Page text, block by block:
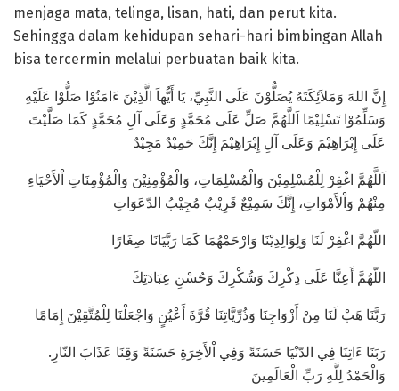
menjaga mata, telinga, lisan, hati, dan perut kita.
Sehingga dalam kehidupan sehari-hari bimbingan Allah
bisa tercermin melalui perbuatan baik kita.
إِنَّ اللهَ وَمَلاَئِكَتَهُ يُصَلُّوْنَ عَلَى النَّبِيِّ، يَا أَيُّهاَ الَّذِيْنَ ءَامَنُوْا صَلُّوْا عَلَيْهِ
وَسَلِّمُوْا تَسْلِيْمًا اَللَّهُمَّ صَلِّ عَلَى مُحَمَّدٍ وَعَلَى آلِ مُحَمَّدٍ كَمَا صَلَّيْتَ
عَلَى إِبْرَاهِيْمَ وَعَلَى آلِ إِبْرَاهِيْمَ إِنَّكَ حَمِيْدٌ مَجِيْدٌ
اَللَّهُمَّ اغْفِرْ لِلْمُسْلِمِيْنَ وَالْمُسْلِمَاتِ، وَالْمُؤْمِنِيْنَ وَالْمُؤْمِنَاتِ اْلأَحْيَاءِ
مِنْهُمْ وَاْلأَمْوَاتِ، إِنَّكَ سَمِيْعٌ قَرِيْبٌ مُجِيْبُ الدّعَوَاتِ
اللّهُمَّ اغْفِرْ لَنَا وَلِوَالِدِيْنَا وَارْحَمْهُمَا كَمَا رَبَّيَانَا صِغَارًا
اللّهُمَّ أَعِنَّا عَلَى ذِكْرِكَ وَشُكْرِكَ وَحُسْنِ عِبَادَتِكَ
رَبَّنَا هَبْ لَنَا مِنْ أَزْوَاجِنَا وَذُرِّيَّاتِنَا قُرَّةَ أَعْيُنٍ وَاجْعَلْنَا لِلْمُتَّقِيْنَ إِمَامًا
رَبَنَا ءَاتِنَا فِي الدّنْيَا حَسَنَةً وَفِي اْلأَخِرَةِ حَسَنَةً وَقِنَا عَذَابَ النّارِ.
وَالْحَمْدُ لِلَّهِ رَبِّ الْعَالَمِينَ